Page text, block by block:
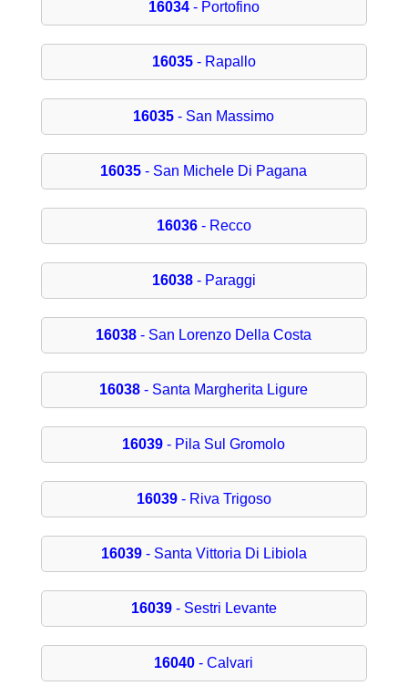
16034- Portofino
16035- Rapallo
16035 - San Massimo
16035 - San Michele Di Pagana
16036- Recco
16038- Paraggi
16038 - San Lorenzo Della Costa
16038 - Santa Margherita Ligure
16039 - Pila Sul Gromolo
16039- Riva Trigoso
16039- Santa Vittoria Di Libiola
16039- Sestri Levante
16040 - Calvari